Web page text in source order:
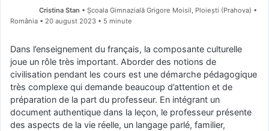
Cristina Stan • Școala Gimnazială Grigore Moisil, Ploiești (Prahova) •
România
20 august 2023 • 5 minute
Dans l’enseignement du français, la composante culturelle
joue un rôle très important. Aborder des notions de
civilisation pendant les cours est une démarche pédagogique
très complexe qui demande beaucoup d’attention et de
préparation de la part du professeur. En intégrant un
document authentique dans la leçon, le professeur présente
des aspects de la vie réelle, un langage parlé, familier,